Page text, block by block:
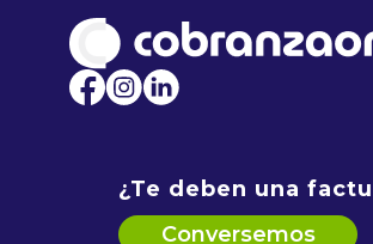
¿Te deben una
Conversemos